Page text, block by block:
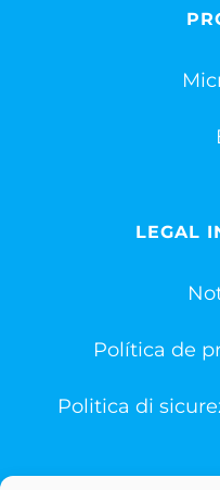
LEGAL
Política de
Politica di